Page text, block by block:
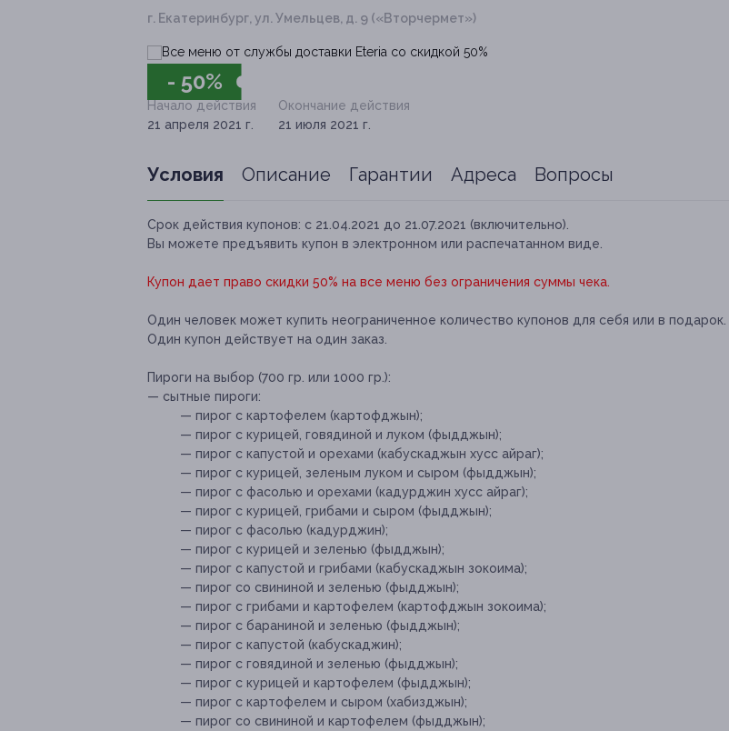
г. Екатеринбург, ул. Умельцев, д. 9 («Вторчермет»)
- 50%
Начало действия
21 апреля 2021 г.
Окончание действия
21 июля 2021 г.
Условия Описание Гарантии Адреса Вопросы
Срок действия купонов: с 21.04.2021 до 21.07.2021 (включительно).
Вы можете предъявить купон в электронном или распечатанном виде.
Купон дает право скидки 50% на все меню без ограничения суммы чека.
Один человек может купить неограниченное количество купонов для себя или в подарок.
Один купон действует на один заказ.
Пироги на выбор (700 гр. или 1000 гр.):
— сытные пироги:
— пирог с картофелем (картофджын);
— пирог с курицей, говядиной и луком (фыдджын);
— пирог с капустой и орехами (кабускаджын хусс айраг);
— пирог с курицей, зеленым луком и сыром (фыдджын);
— пирог с фасолью и орехами (кадурджин хусс айраг);
— пирог с курицей, грибами и сыром (фыдджын);
— пирог с фасолью (кадурджин);
— пирог с курицей и зеленью (фыдджын);
— пирог с капустой и грибами (кабускаджын зокоима);
— пирог со свининой и зеленью (фыдджын);
— пирог с грибами и картофелем (картофджын зокоима);
— пирог с бараниной и зеленью (фыдджын);
— пирог с капустой (кабускаджин);
— пирог с говядиной и зеленью (фыдджын);
— пирог с курицей и картофелем (фыдджын);
— пирог с картофелем и сыром (хабизджын);
— пирог со свининой и картофелем (фыдджын);